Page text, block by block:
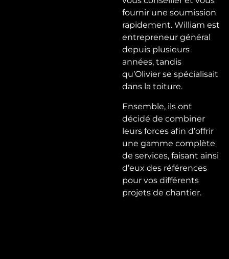
fournir une soumission
rapidement. William est
entrepreneur général
depuis plusieurs
années, tandis
qu’Olivier se spécialisait
dans la toiture.
Ensemble, ils ont
décidé de combiner
leurs forces afin d’offrir
une gamme complète
de services, faisant ainsi
d’eux des références
pour vos différents
projets de chantier.